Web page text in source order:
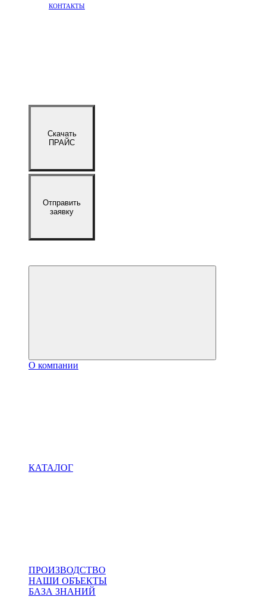
КОНТАКТЫ
Скачать
ПРАЙС
Отправить
заявку
О компании
КАТАЛОГ
ПРОИЗВОДСТВО
НАШИ ОБЪЕКТЫ
БАЗА ЗНАНИЙ